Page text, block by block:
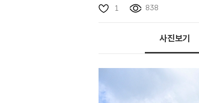
1 838
사진보기